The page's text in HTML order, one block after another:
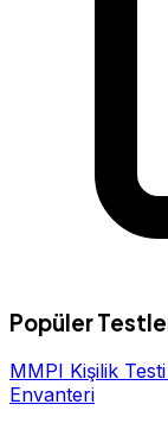
Popüler
MMPI Kişilik
Envanteri